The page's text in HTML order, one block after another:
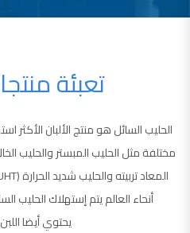
تعبئة
الحليب السائل هو منتج الألبان الأكثر
مختلفة مثل الحليب المبستر والحليب
أنحاء العالم يتم إستهلاك الحليب
يحتوي أيضا